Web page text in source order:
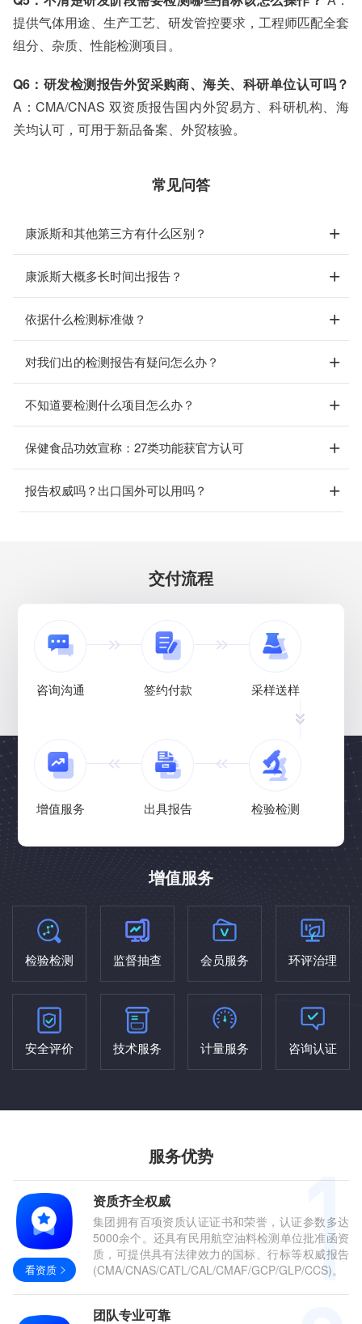
提供气体用途、生产工艺、研发管控要求，工程师匹配全套
组分、杂质、性能检测项目。
Q6：研发检测报告外贸采购商、海关、科研单位认可吗？
A：CMA/CNAS 双资质报告国内外贸易方、科研机构、海
关均认可，可用于新品备案、外贸核验。
常见问答
康派斯和其他第三方有什么区别？
康派斯大概多长时间出报告？
依据什么检测标准做？
对我们出的检测报告有疑问怎么办？
不知道要检测什么项目怎么办？
保健食品功效宣称：27类功能获官方认可
报告权威吗？出口国外可以用吗？
交付流程
咨询沟通 签约付款 采样送样
增值服务 出具报告 检验检测
增值服务
检验检测 监督抽查 会员服务 环评治理
安全评价 技术服务 计量服务 咨询认证
服务优势
看资质
资质齐全权威
集团拥有百项资质认证证书和荣誉，认证参数多达
5000余个。还具有民用航空油料检测单位批准函资
质，可提供具有法律效力的国标、行标等权威报告
(CMA/CNAS/CATL/CAL/CMAF/GCP/GLP/CCS)。
团队专业可靠